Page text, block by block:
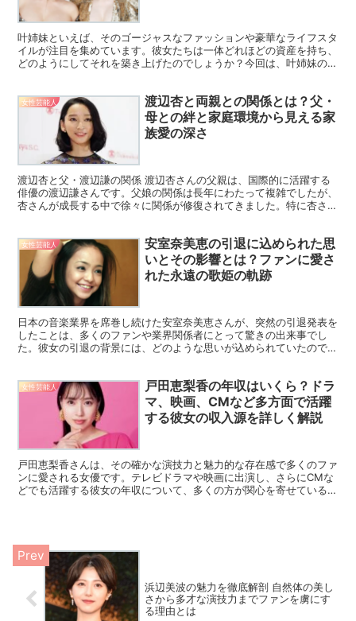
叶姉妹といえば、そのゴージャスなファッションや豪華なライフスタ
イルが注目を集めています。彼女たちは一体どれほどの資産を持ち、
どのようにしてそれを築き上げたのでしょうか？今回は、叶姉妹の資
女性芸能人
渡辺杏と両親との関係とは？父・
母との絆と家庭環境から見える家
族愛の深さ
渡辺杏と父・渡辺謙の関係 渡辺杏さんの父親は、国際的に活躍する
俳優の渡辺謙さんです。父娘の関係は長年にわたって複雑でしたが、
杏さんが成長する中で徐々に関係が修復されてきました。特に杏さん
女性芸能人
安室奈美恵の引退に込められた思
いとその影響とは？ファンに愛さ
れた永遠の歌姫の軌跡
日本の音楽業界を席巻し続けた安室奈美恵さんが、突然の引退発表を
したことは、多くのファンや業界関係者にとって驚きの出来事でし
た。彼女の引退の背景には、どのような思いが込められていたのでし
女性芸能人
戸田恵梨香の年収はいくら？ドラ
マ、映画、CMなど多方面で活躍
する彼女の収入源を詳しく解説
戸田恵梨香さんは、その確かな演技力と魅力的な存在感で多くのファ
ンに愛される女優です。テレビドラマや映画に出演し、さらにCMな
どでも活躍する彼女の年収について、多くの方が関心を寄せているこ
浜辺美波の魅力を徹底解剖 自然体の美し
さから多才な演技力までファンを虜にす
る理由とは